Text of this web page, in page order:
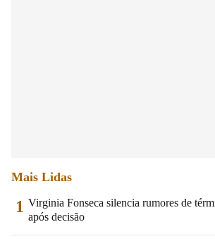
Mais Lidas
1 Virginia Fonseca silencia rumores de
após decisão